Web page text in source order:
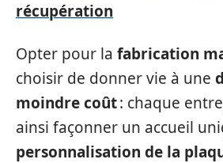
récupération
Opter pour la fabrication
choisir de donner vie à une
moindre coût: chaque
ainsi façonner un accueil
personnalisation de la